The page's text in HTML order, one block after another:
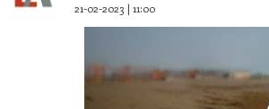
21-02-2023 | 11:00